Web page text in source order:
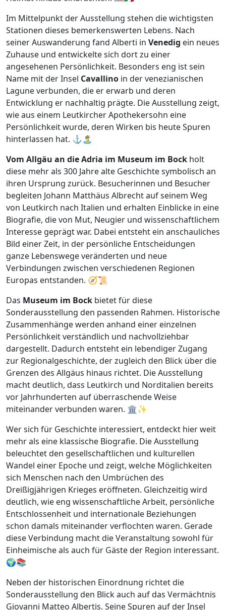
Im Mittelpunkt der Ausstellung stehen die wichtigsten
Stationen dieses bemerkenswerten Lebens. Nach
seiner Auswanderung fand Alberti in Venedig ein neues
Zuhause und entwickelte sich dort zu einer
angesehenen Persönlichkeit. Besonders eng ist sein
Name mit der Insel Cavallino in der venezianischen
Lagune verbunden, die er erwarb und deren
Entwicklung er nachhaltig prägte. Die Ausstellung zeigt,
wie aus einem Leutkircher Apothekersohn eine
Persönlichkeit wurde, deren Wirken bis heute Spuren
hinterlassen hat. ⚓🏝️
Vom Allgäu an die Adria im Museum im Bock holt
diese mehr als 300 Jahre alte Geschichte symbolisch an
ihren Ursprung zurück. Besucherinnen und Besucher
begleiten Johann Matthäus Albrecht auf seinem Weg
von Leutkirch nach Italien und erhalten Einblicke in eine
Biografie, die von Mut, Neugier und wissenschaftlichem
Interesse geprägt war. Dabei entsteht ein anschauliches
Bild einer Zeit, in der persönliche Entscheidungen
ganze Lebenswege veränderten und neue
Verbindungen zwischen verschiedenen Regionen
Europas entstanden. 🧭📜
Das Museum im Bock bietet für diese
Sonderausstellung den passenden Rahmen. Historische
Zusammenhänge werden anhand einer einzelnen
Persönlichkeit verständlich und nachvollziehbar
dargestellt. Dadurch entsteht ein lebendiger Zugang
zur Regionalgeschichte, der zugleich den Blick über die
Grenzen des Allgäus hinaus richtet. Die Ausstellung
macht deutlich, dass Leutkirch und Norditalien bereits
vor Jahrhunderten auf überraschende Weise
miteinander verbunden waren. 🏛️✨
Wer sich für Geschichte interessiert, entdeckt hier weit
mehr als eine klassische Biografie. Die Ausstellung
beleuchtet den gesellschaftlichen und kulturellen
Wandel einer Epoche und zeigt, welche Möglichkeiten
sich Menschen nach den Umbrüchen des
Dreißigjährigen Krieges eröffneten. Gleichzeitig wird
deutlich, wie eng wissenschaftliche Arbeit, persönliche
Entschlossenheit und internationale Beziehungen
schon damals miteinander verflochten waren. Gerade
diese Verbindung macht die Veranstaltung sowohl für
Einheimische als auch für Gäste der Region interessant.
🌍📚
Neben der historischen Einordnung richtet die
Sonderausstellung den Blick auch auf das Vermächtnis
Giovanni Matteo Albertis. Seine Spuren auf der Insel